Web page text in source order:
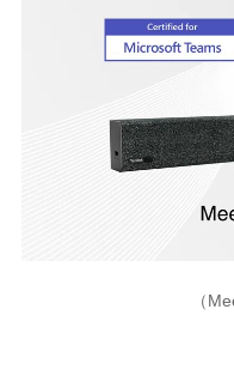
（